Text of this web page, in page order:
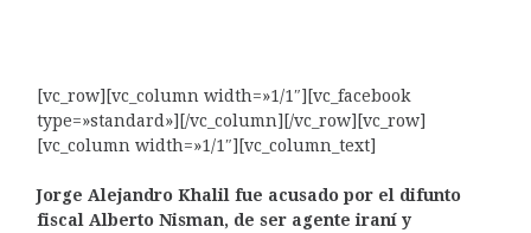
[vc_row][vc_column width=»1/1″][vc_facebook
type=»standard»][/vc_column][/vc_row][vc_row]
[vc_column width=»1/1″][vc_column_text]
Jorge Alejandro Khalil fue acusado por el difunto
fiscal Alberto Nisman, de ser agente iraní y